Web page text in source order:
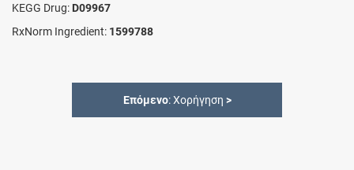
KEGG Drug: D09967
RxNorm Ingredient: 1599788
Επόμενο: Χορήγηση >